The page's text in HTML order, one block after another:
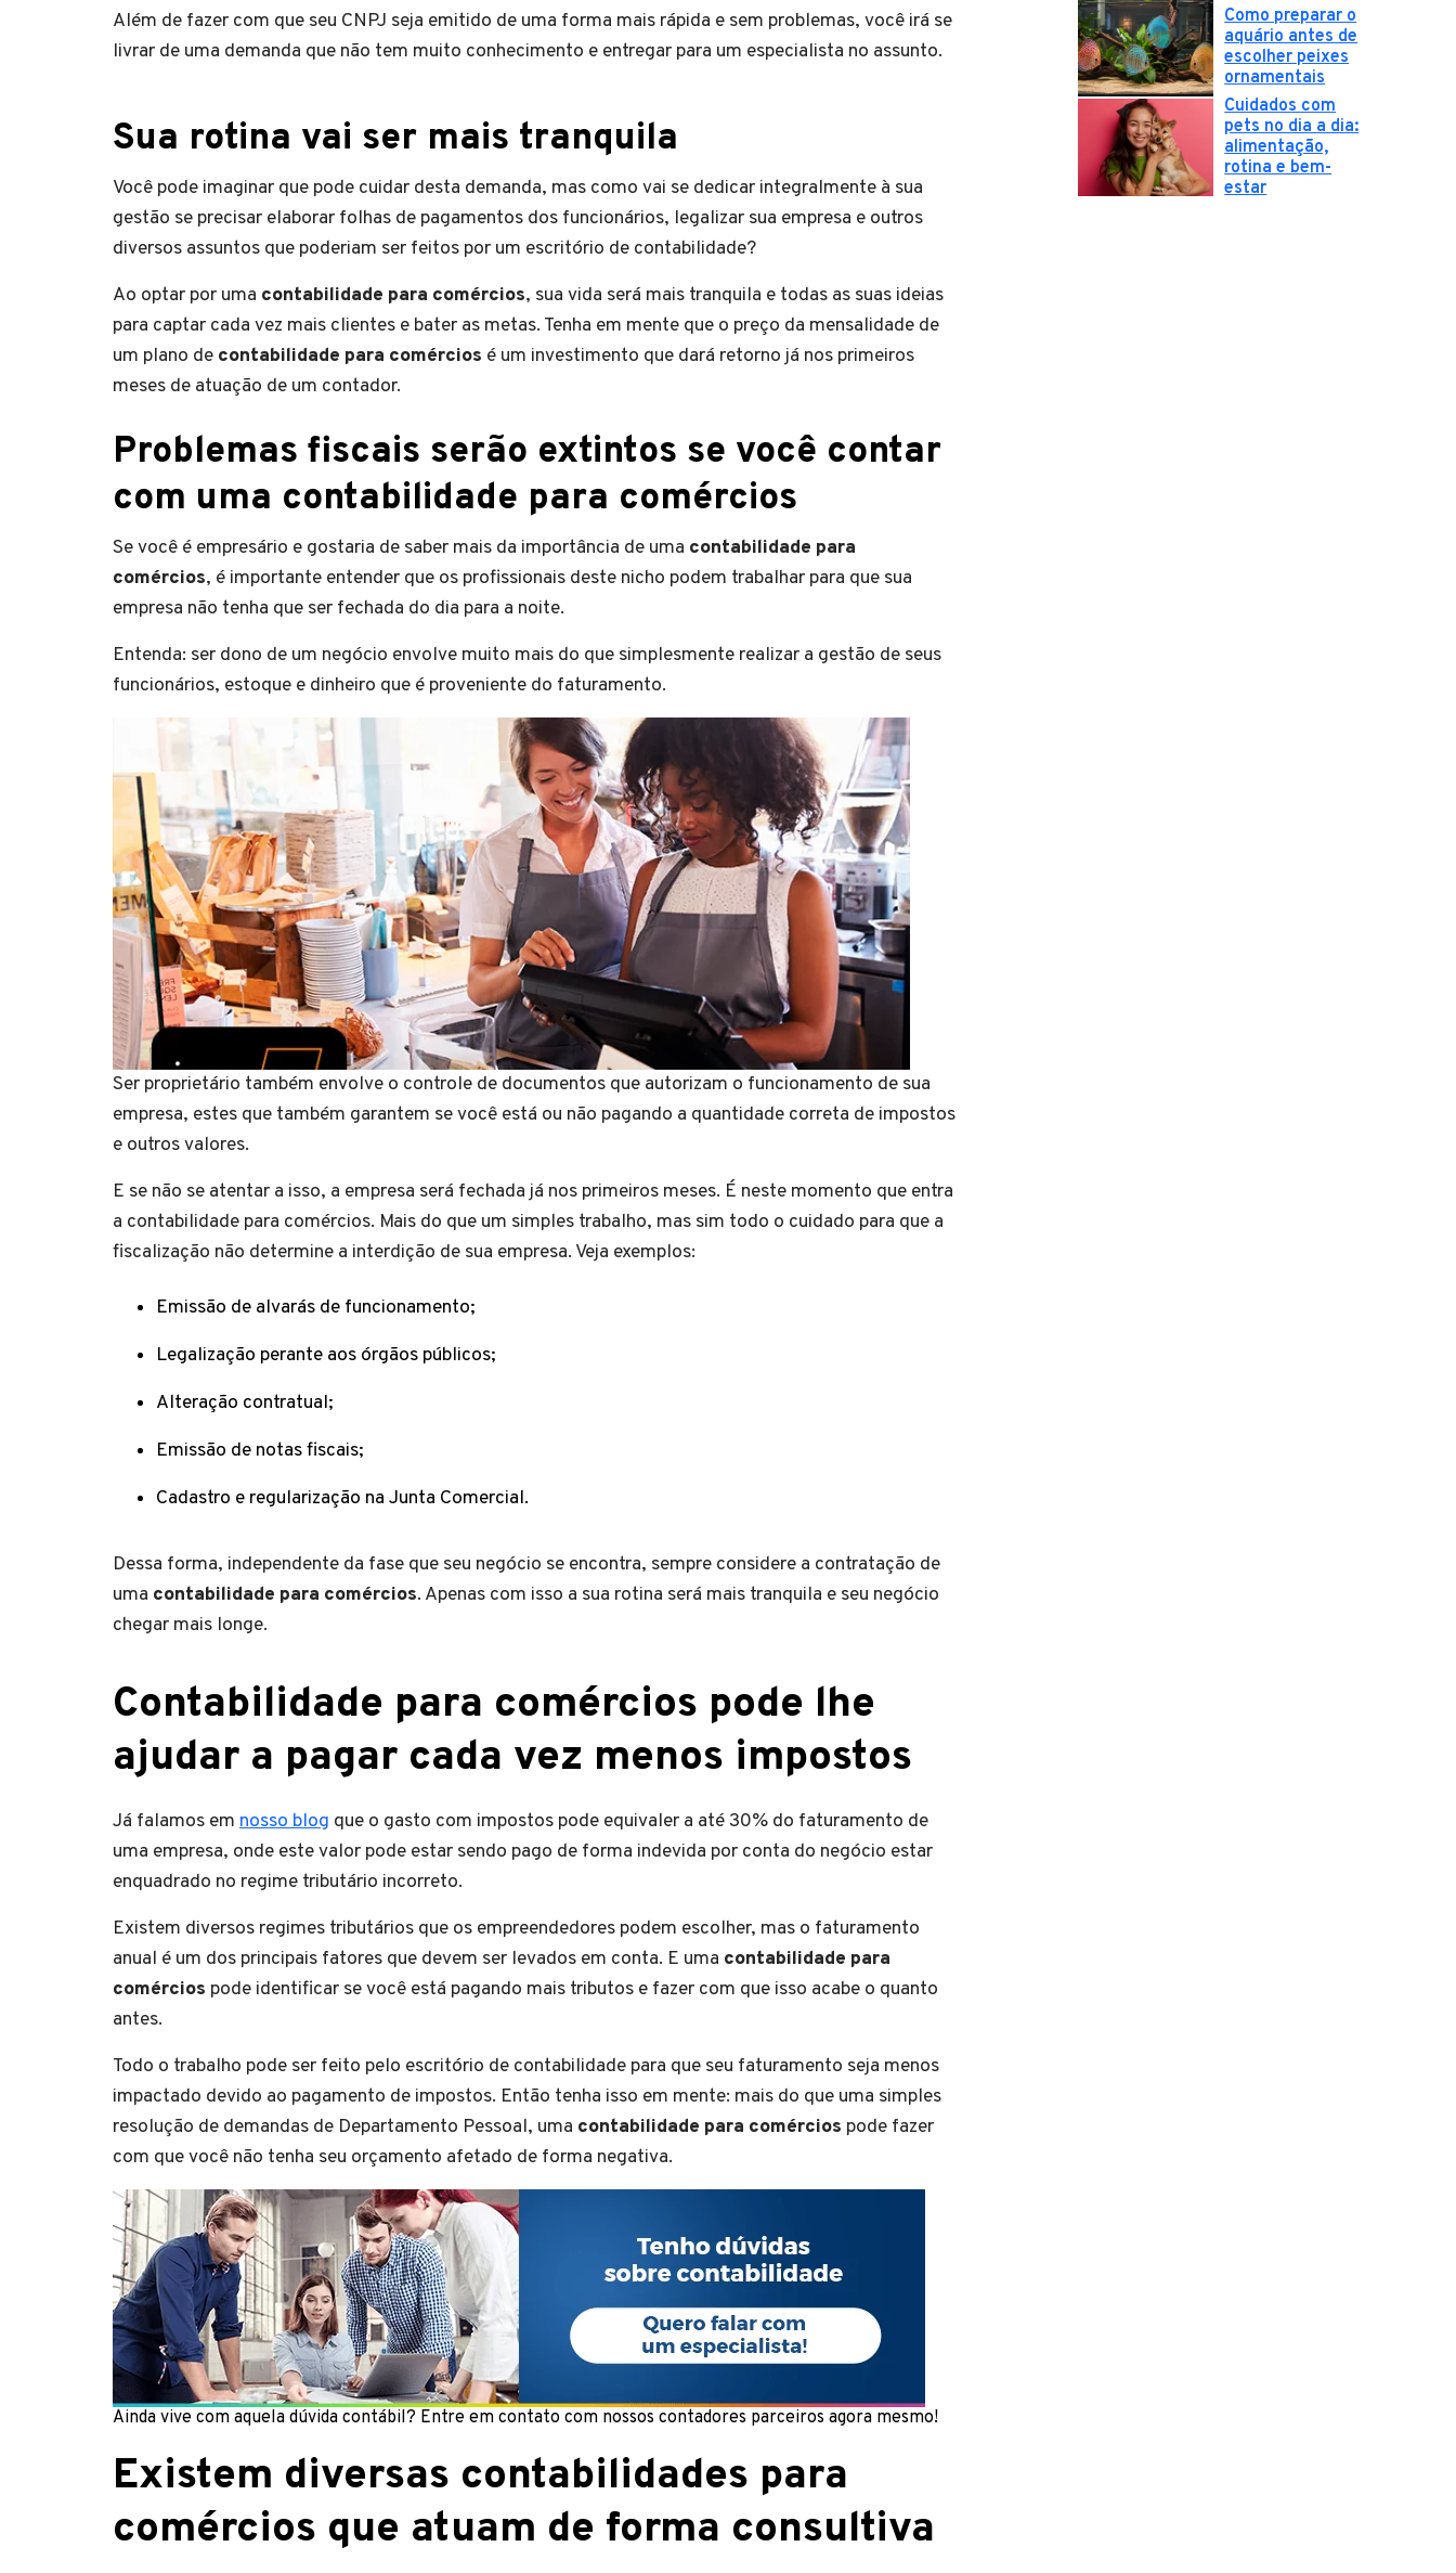
Além de fazer com que seu CNPJ seja emitido de uma forma mais rápida e sem problemas, você irá se
livrar de uma demanda que não tem muito conhecimento e entregar para um especialista no assunto.
Sua rotina vai ser mais tranquila
Você pode imaginar que pode cuidar desta demanda, mas como vai se dedicar integralmente à sua
gestão se precisar elaborar folhas de pagamentos dos funcionários, legalizar sua empresa e outros
diversos assuntos que poderiam ser feitos por um escritório de contabilidade?
Ao optar por uma contabilidade para comércios, sua vida será mais tranquila e todas as suas ideias
para captar cada vez mais clientes e bater as metas. Tenha em mente que o preço da mensalidade de
um plano de contabilidade para comércios é um investimento que dará retorno já nos primeiros
meses de atuação de um contador.
Problemas fiscais serão extintos se você contar
com uma contabilidade para comércios
Se você é empresário e gostaria de saber mais da importância de uma contabilidade para
comércios, é importante entender que os profissionais deste nicho podem trabalhar para que sua
empresa não tenha que ser fechada do dia para a noite.
Entenda: ser dono de um negócio envolve muito mais do que simplesmente realizar a gestão de seus
funcionários, estoque e dinheiro que é proveniente do faturamento.
Ser proprietário também envolve o controle de documentos que autorizam o funcionamento de sua
empresa, estes que também garantem se você está ou não pagando a quantidade correta de impostos
e outros valores.
E se não se atentar a isso, a empresa será fechada já nos primeiros meses. É neste momento que entra
a contabilidade para comércios. Mais do que um simples trabalho, mas sim todo o cuidado para que a
fiscalização não determine a interdição de sua empresa. Veja exemplos:
Emissão de alvarás de funcionamento;
Legalização perante aos órgãos públicos;
Alteração contratual;
Emissão de notas fiscais;
Cadastro e regularização na Junta Comercial.
Dessa forma, independente da fase que seu negócio se encontra, sempre considere a contratação de
uma contabilidade para comércios. Apenas com isso a sua rotina será mais tranquila e seu negócio
chegar mais longe.
Contabilidade para comércios pode lhe
ajudar a pagar cada vez menos impostos
Já falamos em nosso blog que o gasto com impostos pode equivaler a até 30% do faturamento de
uma empresa, onde este valor pode estar sendo pago de forma indevida por conta do negócio estar
enquadrado no regime tributário incorreto.
Existem diversos regimes tributários que os empreendedores podem escolher, mas o faturamento
anual é um dos principais fatores que devem ser levados em conta. E uma contabilidade para
comércios pode identificar se você está pagando mais tributos e fazer com que isso acabe o quanto
antes.
Todo o trabalho pode ser feito pelo escritório de contabilidade para que seu faturamento seja menos
impactado devido ao pagamento de impostos. Então tenha isso em mente: mais do que uma simples
resolução de demandas de Departamento Pessoal, uma contabilidade para comércios pode fazer
com que você não tenha seu orçamento afetado de forma negativa.
Ainda vive com aquela dúvida contábil? Entre em contato com nossos contadores parceiros agora mesmo!
Existem diversas contabilidades para
comércios que atuam de forma consultiva
Como preparar o
aquário antes de
escolher peixes
ornamentais
Cuidados com
pets no dia a dia:
alimentação,
rotina e bem-
estar